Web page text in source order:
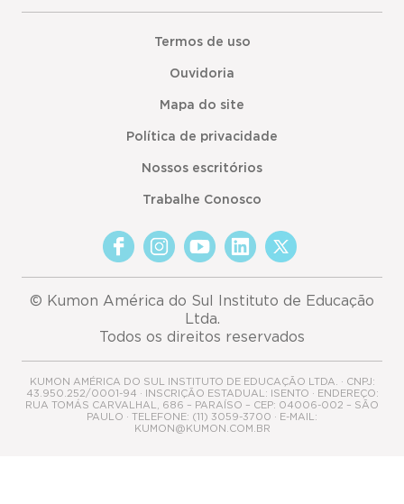
Termos de uso
Ouvidoria
Mapa do site
Política de privacidade
Nossos escritórios
Trabalhe Conosco
© Kumon América do Sul Instituto de Educação
Ltda.
Todos os direitos reservados
KUMON AMÉRICA DO SUL INSTITUTO DE EDUCAÇÃO LTDA. · CNPJ:
43.950.252/0001-94 · INSCRIÇÃO ESTADUAL: ISENTO · ENDEREÇO:
RUA TOMÁS CARVALHAL, 686 – PARAÍSO – CEP: 04006-002 – SÃO
PAULO · TELEFONE: (11) 3059-3700 · E-MAIL:
KUMON@KUMON.COM.BR